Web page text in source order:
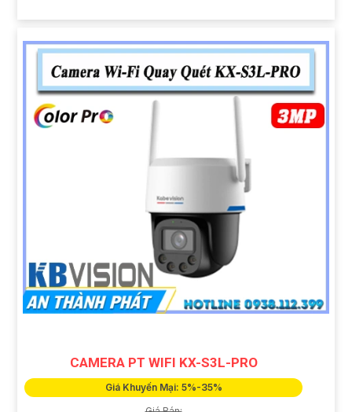
CAMERA PT WIFI KX-S3L-PRO
Giá Khuyến Mại: 5%-35%